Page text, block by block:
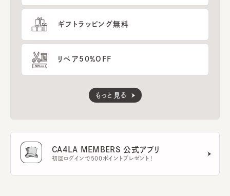
ギフトラッピング無料
リペア50％OFF
もっと見る
CA4LA MEMBERS 公式アプリ
初回ログインで500ポイントプレゼント！